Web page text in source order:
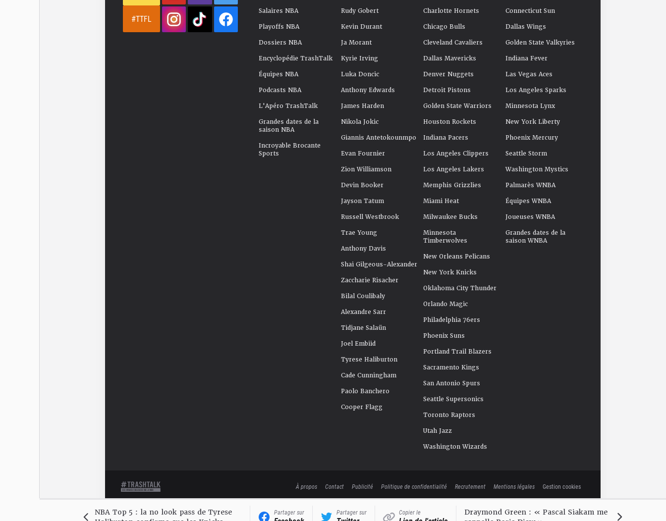
#TTFL
Salaires NBA
Playoffs NBA
Dossiers NBA
Encyclopédie TrashTalk
Équipes NBA
Podcasts NBA
L'Apéro TrashTalk
Grandes dates de la
saison NBA
Incroyable Brocante
Sports
Rudy Gobert
Kevin Durant
Ja Morant
Kyrie Irving
Luka Doncic
Anthony Edwards
James Harden
Nikola Jokic
Giannis Antetokounmpo
Evan Fournier
Zion Williamson
Devin Booker
Jayson Tatum
Russell Westbrook
Trae Young
Anthony Davis
Shai Gilgeous-Alexander
Zaccharie Risacher
Bilal Coulibaly
Alexandre Sarr
Tidjane Salaün
Joel Embiid
Tyrese Haliburton
Cade Cunningham
Paolo Banchero
Cooper Flagg
Charlotte Hornets
Chicago Bulls
Cleveland Cavaliers
Dallas Mavericks
Denver Nuggets
Detroit Pistons
Golden State Warriors
Houston Rockets
Indiana Pacers
Los Angeles Clippers
Los Angeles Lakers
Memphis Grizzlies
Miami Heat
Milwaukee Bucks
Minnesota
Timberwolves
New Orleans Pelicans
New York Knicks
Oklahoma City Thunder
Orlando Magic
Philadelphia 76ers
Phoenix Suns
Portland Trail Blazers
Sacramento Kings
San Antonio Spurs
Seattle Supersonics
Toronto Raptors
Utah Jazz
Washington Wizards
Connecticut Sun
Dallas Wings
Golden State Valkyries
Indiana Fever
Las Vegas Aces
Los Angeles Sparks
Minnesota Lynx
New York Liberty
Phoenix Mercury
Seattle Storm
Washington Mystics
Palmarès WNBA
Équipes WNBA
Joueuses WNBA
Grandes dates de la
saison WNBA
À propos Contact Publicité Politique de confidentialité Recrutement Mentions légales Gestion cookies
NBA Top 5 : la no look pass de Tyrese
Partager sur Partager sur Copier le
Draymond Green : « Pascal Siakam me